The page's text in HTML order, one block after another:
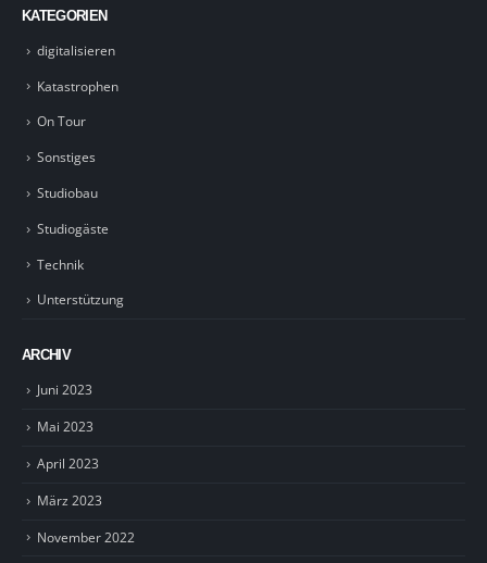
KATEGORIEN
digitalisieren
Katastrophen
On Tour
Sonstiges
Studiobau
Studiogäste
Technik
Unterstützung
ARCHIV
Juni 2023
Mai 2023
April 2023
März 2023
November 2022